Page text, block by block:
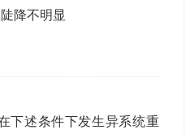
降不明显
下述条件下发生异系统重